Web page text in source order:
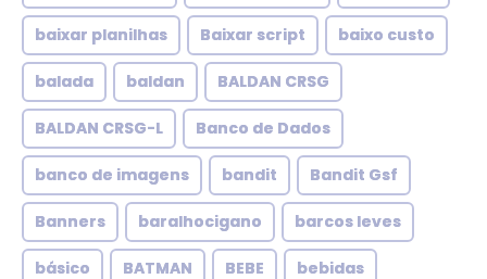
baixar planilhas Baixar script baixo custo
balada baldan BALDAN CRSG
BALDAN CRSG-L Banco de Dados
banco de imagens bandit Bandit Gsf
Banners baralhocigano barcos leves
básico BATMAN BEBE bebidas